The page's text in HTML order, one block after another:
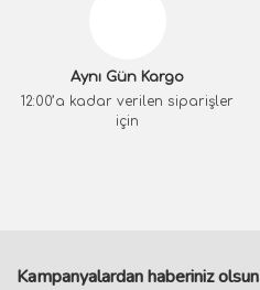
Aynı Gün Kargo
12:00’a kadar verilen siparişler
için
Kampanyalardan haberiniz olsun